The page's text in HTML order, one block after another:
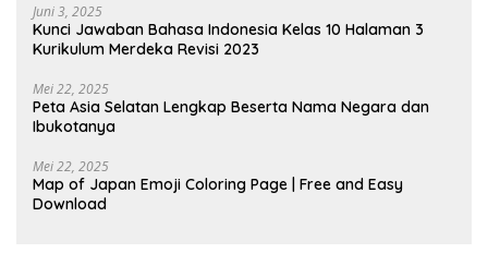
Juni 3, 2025
Kunci Jawaban Bahasa Indonesia Kelas 10 Halaman 3
Kurikulum Merdeka Revisi 2023
Mei 22, 2025
Peta Asia Selatan Lengkap Beserta Nama Negara dan
Ibukotanya
Mei 22, 2025
Map of Japan Emoji Coloring Page | Free and Easy
Download